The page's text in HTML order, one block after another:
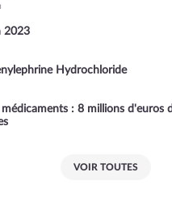
2023
Hydrochloride
: 8 millions d'euros
VOIR TOUTES